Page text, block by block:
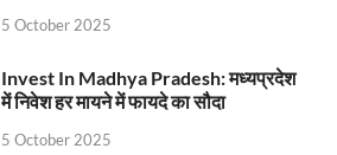
PM Adarsh Gram Yojana: योगी सरकार का बड़ा कदम,
Rabri Devi Residence: रात के अंधेरे में खाली होने लगा
Nainital Winter Carnival: मुख्यमंत्री पुष्कर सिंह धामी ने
5 October 2025
Invest In Madhya Pradesh: मध्यप्रदेश
में निवेश हर मायने में फायदे का सौदा
5 October 2025